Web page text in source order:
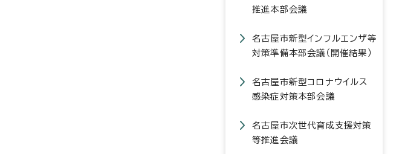
推進本部会議
名古屋市新型インフルエンザ等
対策準備本部会議（開催結果）
名古屋市新型コロナウイルス
感染症対策本部会議
名古屋市次世代育成支援対策
等推進会議